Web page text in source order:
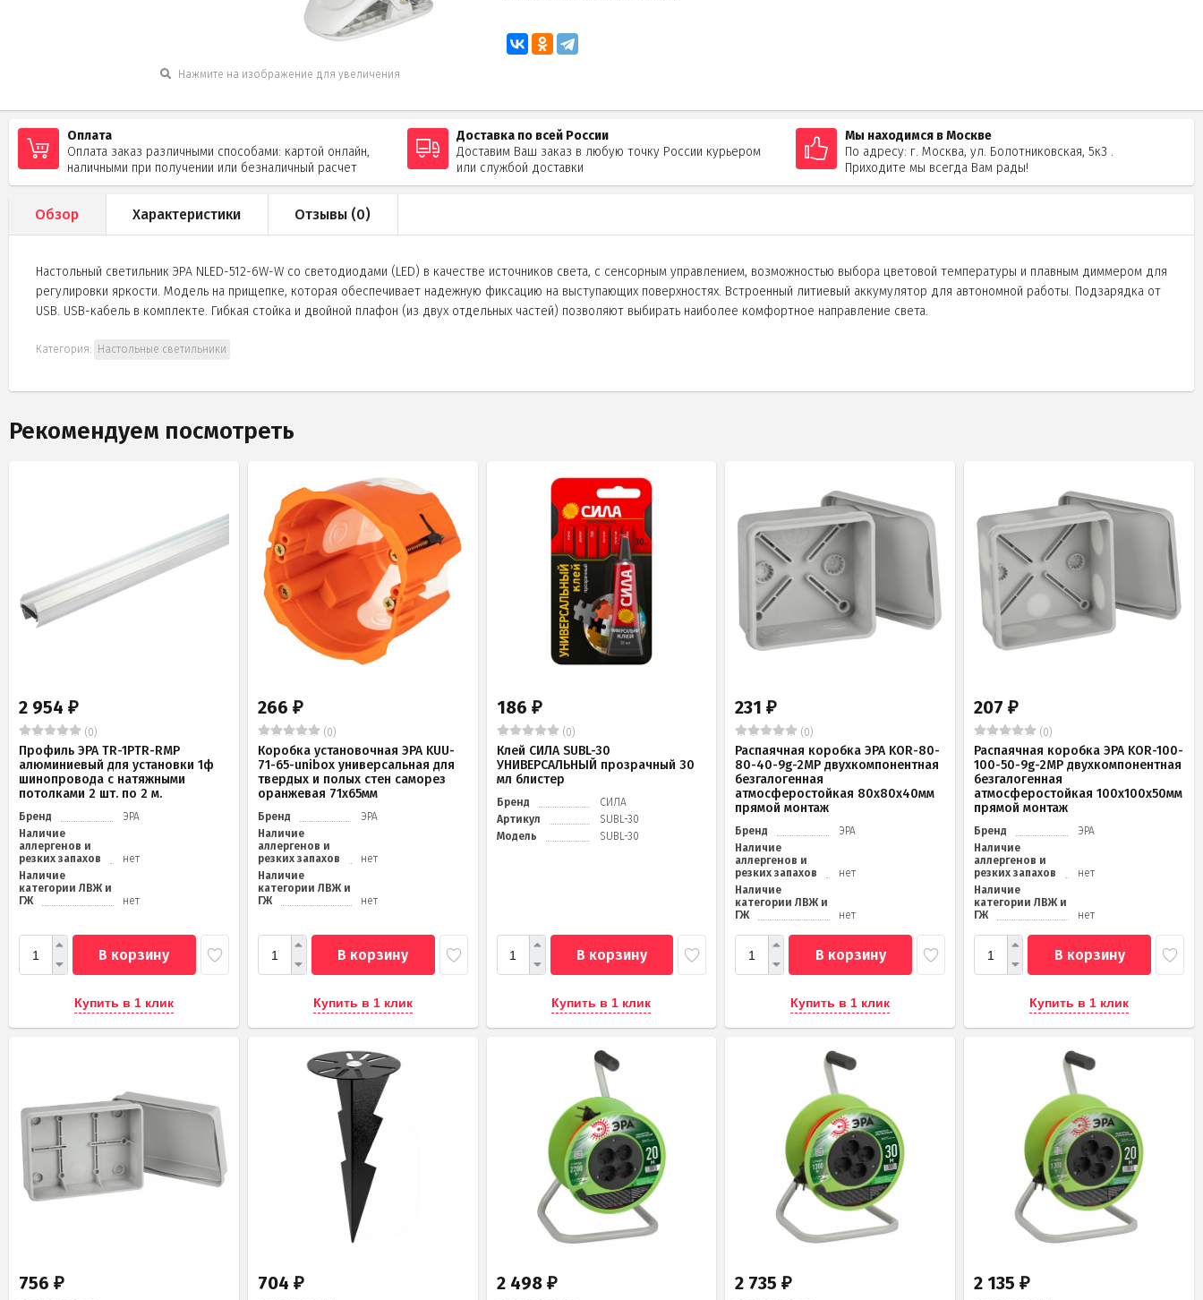
Нажмите на изображение для увеличения
Оплата
Оплата заказ различными способами: картой онлайн,
наличными при получении или безналичный расчет
Доставка по всей России
Доставим Ваш заказ в любую точку России курьером
или службой доставки
Мы находимся в Москве
По адресу: г. Москва, ул. Болотниковская, 5к3 .
Приходите мы всегда Вам рады!
Обзор Характеристики Отзывы (0)
Настольный светильник ЭРА NLED-512-6W-W со светодиодами (LED) в качестве источников света, с сенсорным управлением, возможностью выбора цветовой температуры и плавным диммером для
регулировки яркости. Модель на прищепке, которая обеспечивает надежную фиксацию на выступающих поверхностях. Встроенный литиевый аккумулятор для автономной работы. Подзарядка от
USB. USB-кабель в комплекте. Гибкая стойка и двойной плафон (из двух отдельных частей) позволяют выбирать наиболее комфортное направление света.
Категория: Настольные светильники
Рекомендуем посмотреть
2 954 ₽
(0)
Профиль ЭРА TR-1PTR-RMP
алюминиевый для установки 1ф
шинопровода с натяжными
потолками 2 шт. по 2 м.
Бренд
ЭРА
Наличие
аллергенов и
резких запахов
нет
Наличие
категории ЛВЖ и
ГЖ
нет
В корзину
Купить в 1 клик
266 ₽
(0)
Коробка установочная ЭРА KUU-
71-65-unibox универсальная для
твердых и полых стен саморез
оранжевая 71х65мм
Бренд
ЭРА
Наличие
аллергенов и
резких запахов
нет
Наличие
категории ЛВЖ и
ГЖ
нет
В корзину
Купить в 1 клик
186 ₽
(0)
Клей СИЛА SUBL-30
УНИВЕРСАЛЬНЫЙ прозрачный 30
мл блистер
Бренд
СИЛА
Артикул
SUBL-30
Модель
SUBL-30
В корзину
Купить в 1 клик
231₽
(0)
Распаячная коробка ЭРА KOR-80-
80-40-9g-2MP двухкомпонентная
безгалогенная
атмосферостойкая 80х80х40мм
прямой монтаж
Бренд
ЭРА
Наличие
аллергенов и
резких запахов
нет
Наличие
категории ЛВЖ и
ГЖ
нет
В корзину
Купить в 1 клик
207₽
(0)
Распаячная коробка ЭРА KOR-100-
100-50-9g-2MP двухкомпонентная
безгалогенная
атмосферостойкая 100х100х50мм
прямой монтаж
Бренд
ЭРА
Наличие
аллергенов и
резких запахов
нет
Наличие
категории ЛВЖ и
ГЖ
нет
В корзину
Купить в 1 клик
756 ₽
704 ₽
2 498 ₽
2 735₽
2 135₽